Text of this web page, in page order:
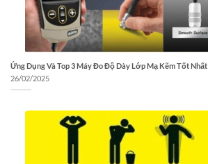
Ứng Dụng Và Top 3 Máy Đo Độ Dày Lớp Mạ Kẽm Tốt Nhất
26/02/2025